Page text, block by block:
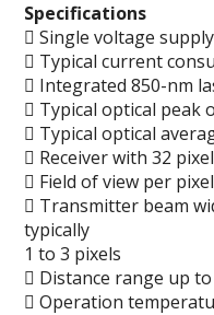
Specifications
 Single voltage
 Typical current
 Integrated 850-nm
 Typical optical peak
 Typical optical
 Receiver with 32
 Field of view per
 Transmitter beam
typically
1 to 3 pixels
 Distance range up
 Operation